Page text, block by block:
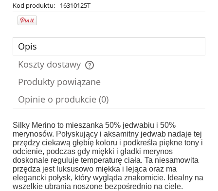
Kod produktu: 16310125T
Opis
Koszty dostawy
Cena nie zawiera ewentualnych kosztów płatności
Produkty powiązane
Opinie o produkcie (0)
Silky Merino to mieszanka 50% jedwabiu i 50%
merynosów. Połyskujący i aksamitny jedwab nadaje tej
przędzy ciekawą głębię koloru i podkreśla piękne tony i
odcienie, podczas gdy miękki i gładki merynos
doskonale reguluje temperaturę ciała. Ta niesamowita
przędza jest luksusowo miękka i lejąca oraz ma
elegancki połysk, który wygląda znakomicie. Idealny na
wszelkie ubrania noszone bezpośrednio na ciele.